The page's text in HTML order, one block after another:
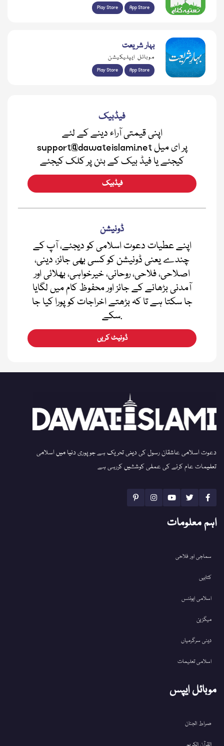
Play Store App Store
بہار شریعت
موبائل ایپلیکیشن
Play Store App Store
فیڈبیک
اپنی قیمتی آراء دینے کے لئے
support@dawateislami.net پر ای میل
کیجئے یا فیڈ بیک کے بٹن پر کلک کیجئے
فیڈبیک
ڈونیشن
اپنے عطیات دعوت اسلامی کو دیجئے، آپ کے
چندے یعنی ڈونیشن کو کسی بھی جائز، دینی،
اصلاحی، فلاحی، روحانی، خیرخواہی، بھلائی اور
آمدنی بڑھانے کے جائز اور محفوظ کام میں لگایا
جا سکتا ہے تا کہ بڑھتے اخراجات کو پورا کیا جا
سکے.
ڈونیٹ کریں
دعوت اسلامی عاشقان رسول کی دینی تحریک ہے جو پوری دنیا میں اسلامی
تعلیمات عام کرنے کی عملی کوششیں کررہی ہے
اہم معلومات
سماجی اور فلاحی
کتابیں
اسلامی ایونٹس
میگزین
دینی سرگرمیاں
اسلامی تعلیمات
موبائل ایپس
صراط الجنان